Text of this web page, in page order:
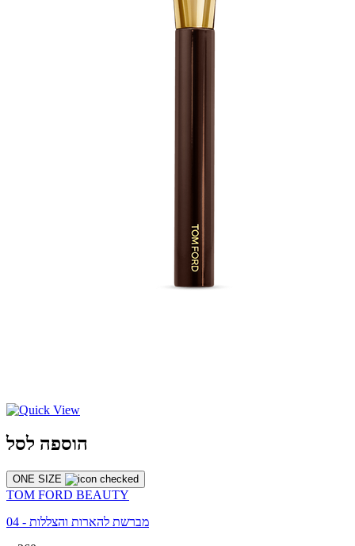
הוספה לסל
ONE SIZE
TOM FORD BEAUTY
מברשת להארות והצללות - 04